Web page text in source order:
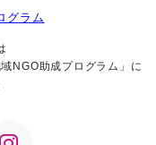
NGO助成プログラム」に